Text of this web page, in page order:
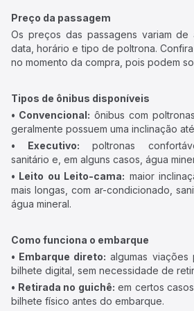
Preço da passagem
Os preços das passagens variam de
data, horário e tipo de poltrona.
no momento da compra, pois podem
Tipos de ônibus disponíveis
• Convencional: ônibus com
geralmente possuem uma inclinação
• Executivo: poltronas
sanitário e, em alguns casos, água
• Leito ou Leito-cama: maior
mais longas, com ar-condicionado,
água mineral.
Como funciona o embarque
• Embarque direto: algumas viações
bilhete digital, sem necessidade de
• Retirada no guichê: em certos
bilhete físico antes do embarque.